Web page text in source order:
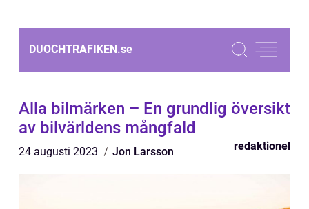
DUOCHTRAFIKEN.se
Alla bilmärken – En grundlig översikt
av bilvärldens mångfald
24 augusti 2023 Jon Larsson redaktionel